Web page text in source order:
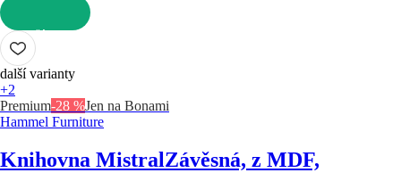
DO KOŠÍKU
další varianty
+2
Premium-28 %Jen na Bonami
Hammel Furniture
Knihovna MistralZávěsná, z MDF,